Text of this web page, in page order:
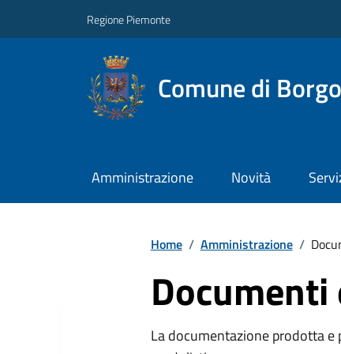
Regione Piemonte
Comune di
Amministrazione Novità
Home / Amministrazione /
Documenti
La documentazione prodotta e